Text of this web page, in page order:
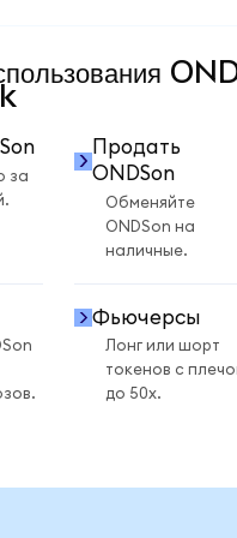
за
Продать
ONDSon
Обменяйте
ONDSon на
наличные.
Фьючерсы
Лонг или шорт
токенов с
до 50x.